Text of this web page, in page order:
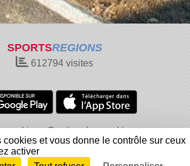
SPORTSREGIONS
612794 visites
cookies
Gestion des cookies
Signaler un contenu inapproprié
et vous donne le contrôle sur ceux
activer